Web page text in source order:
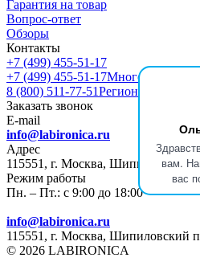
вам.
вас
Гарантия на товар
Вопрос-ответ
Обзоры
Контакты
+7 (499) 455-51-17
+7 (499) 455-51-17Многоканальный
8 (800) 511-77-51Регионы РФ
Заказать звонок
E-mail
info@labironica.ru
Адрес
115551, г. Москва,
Режим работы
Пн. – Пт.: с 9:00 до 18:00
info@labironica.ru
115551, г. Москва,
© 2026 LABIRONICA